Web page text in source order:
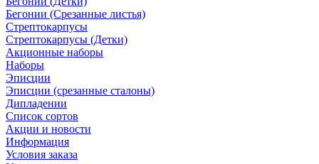
Бегонии (Срезанные листья)
Стрептокарпусы
Стрептокарпусы (Детки)
Акционные наборы
Наборы
Эписции
Эписции (срезанные сталоны)
Дипладении
Список сортов
Акции и новости
Информация
Условия заказа